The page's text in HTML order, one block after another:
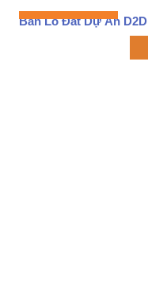
Bán Lô Đất Dự Án